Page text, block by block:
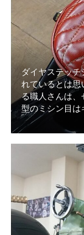
ダイヤステッ
れているとは思
る職人さんは、
型のミシン目は